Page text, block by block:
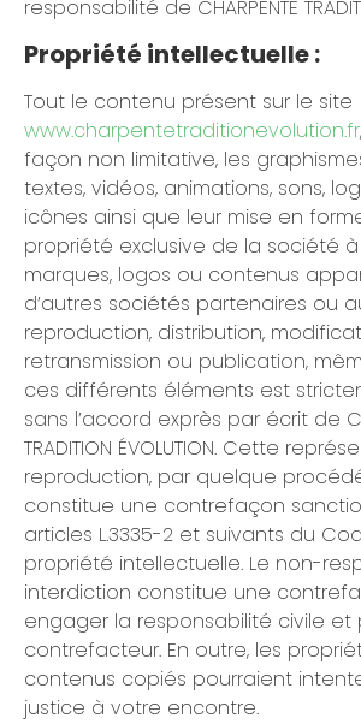
responsabilité de CHARPENTE
Propriété intellectuelle :
Tout le contenu présent sur le site
www.charpentetraditionevolution.fr
façon non limitative, les
textes, vidéos, animations, sons,
icônes ainsi que leur mise en
propriété exclusive de la société à
marques, logos ou contenus
d’autres sociétés partenaires ou
reproduction, distribution,
retransmission ou publication,
ces différents éléments est
sans l’accord exprès par écrit de
TRADITION ÉVOLUTION. Cette
reproduction, par quelque
constitue une contrefaçon
articles L.3335-2 et suivants du
propriété intellectuelle. Le non-
interdiction constitue une
engager la responsabilité civile et
contrefacteur. En outre, les
contenus copiés pourraient
justice à votre encontre.